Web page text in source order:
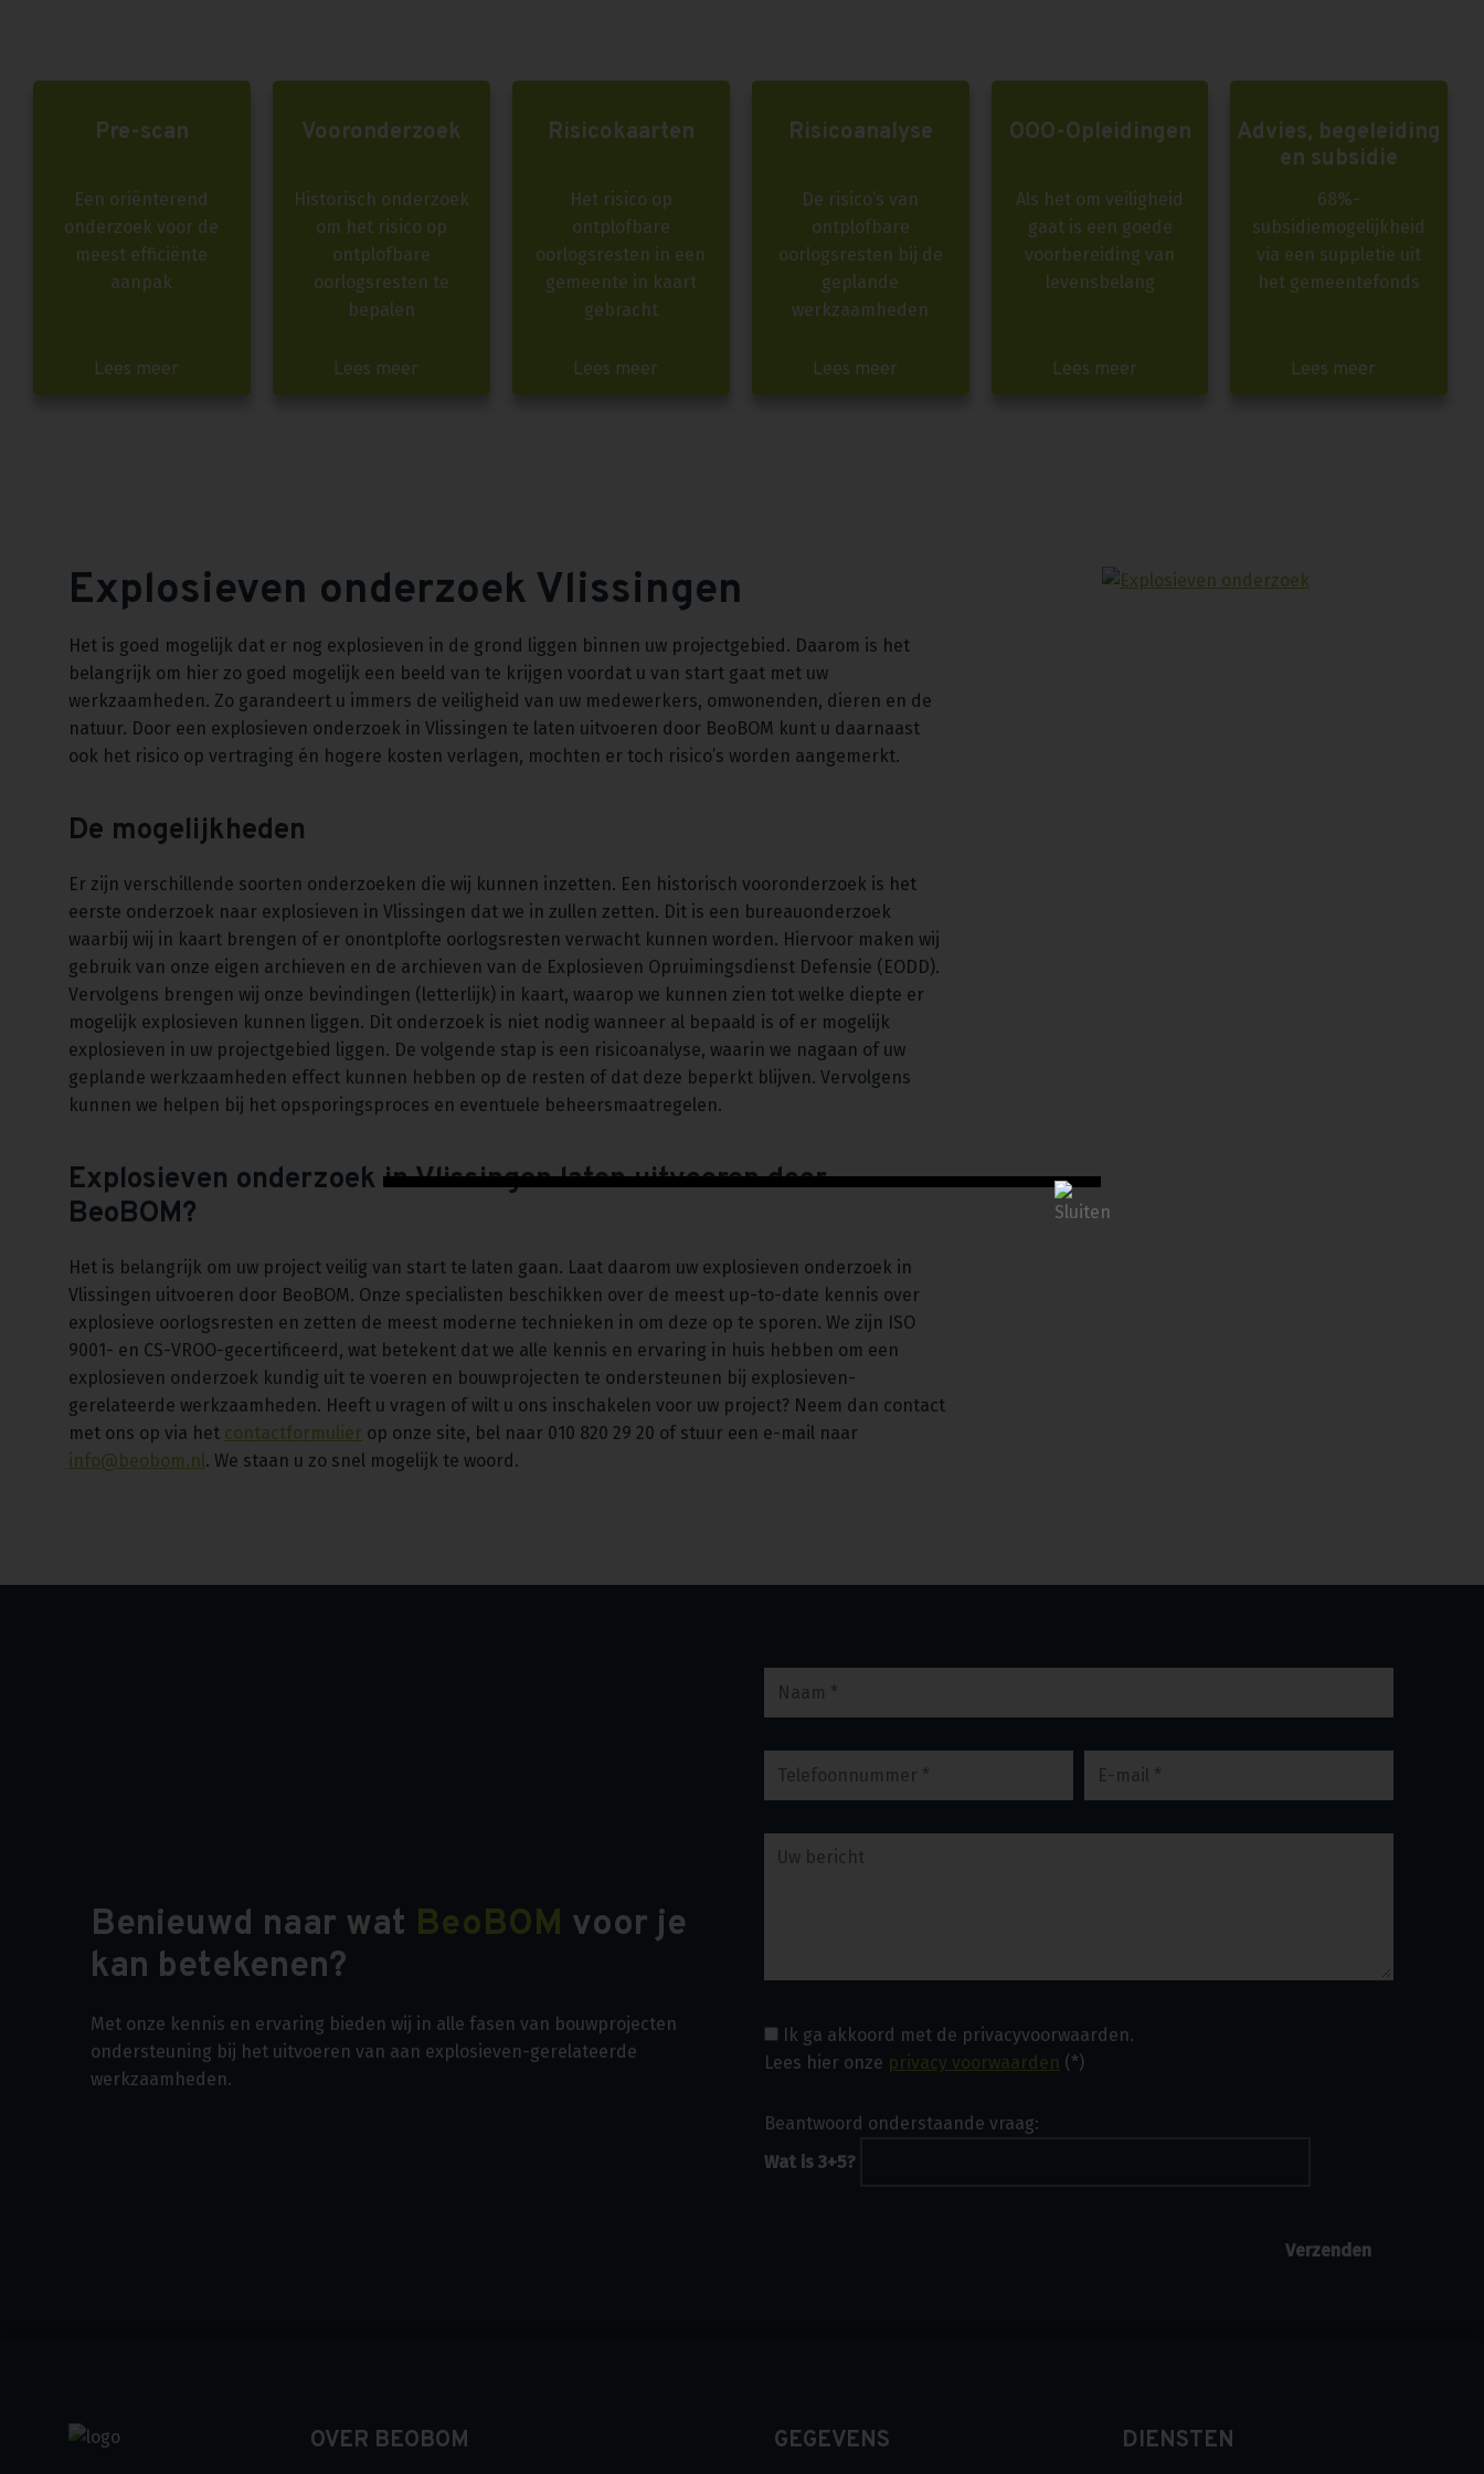
Pre-scan
Een oriënterend
onderzoek voor de
meest efficiënte
aanpak
Lees meer
Vooronderzoek
Historisch onderzoek
om het risico op
ontplofbare
oorlogsresten te
bepalen
Lees meer
Risicokaarten
Het risico op
ontplofbare
oorlogsresten in een
gemeente in kaart
gebracht
Lees meer
Risicoanalyse
De risico’s van
ontplofbare
oorlogsresten bij de
geplande
werkzaamheden
Lees meer
OOO-Opleidingen
Als het om veiligheid
gaat is een goede
voorbereiding van
levensbelang
Lees meer
Advies, begeleiding
en subsidie
68%-
subsidiemogelijkheid
via een suppletie uit
het gemeentefonds
Lees meer
Explosieven onderzoek Vlissingen
Het is goed mogelijk dat er nog explosieven in de grond liggen binnen uw projectgebied. Daarom is het
belangrijk om hier zo goed mogelijk een beeld van te krijgen voordat u van start gaat met uw
werkzaamheden. Zo garandeert u immers de veiligheid van uw medewerkers, omwonenden, dieren en de
natuur. Door een explosieven onderzoek in Vlissingen te laten uitvoeren door BeoBOM kunt u daarnaast
ook het risico op vertraging én hogere kosten verlagen, mochten er toch risico’s worden aangemerkt.
De mogelijkheden
Er zijn verschillende soorten onderzoeken die wij kunnen inzetten. Een historisch vooronderzoek is het
eerste onderzoek naar explosieven in Vlissingen dat we in zullen zetten. Dit is een bureauonderzoek
waarbij wij in kaart brengen of er onontplofte oorlogsresten verwacht kunnen worden. Hiervoor maken wij
gebruik van onze eigen archieven en de archieven van de Explosieven Opruimingsdienst Defensie (EODD).
Vervolgens brengen wij onze bevindingen (letterlijk) in kaart, waarop we kunnen zien tot welke diepte er
mogelijk explosieven kunnen liggen. Dit onderzoek is niet nodig wanneer al bepaald is of er mogelijk
explosieven in uw projectgebied liggen. De volgende stap is een risicoanalyse, waarin we nagaan of uw
geplande werkzaamheden effect kunnen hebben op de resten of dat deze beperkt blijven. Vervolgens
kunnen we helpen bij het opsporingsproces en eventuele beheersmaatregelen.
Explosieven onderzoek in Vlissingen laten uitvoeren door
BeoBOM?
Het is belangrijk om uw project veilig van start te laten gaan. Laat daarom uw explosieven onderzoek in
Vlissingen uitvoeren door BeoBOM. Onze specialisten beschikken over de meest up-to-date kennis over
explosieve oorlogsresten en zetten de meest moderne technieken in om deze op te sporen. We zijn ISO
9001- en CS-VROO-gecertificeerd, wat betekent dat we alle kennis en ervaring in huis hebben om een
explosieven onderzoek kundig uit te voeren en bouwprojecten te ondersteunen bij explosieven-
gerelateerde werkzaamheden. Heeft u vragen of wilt u ons inschakelen voor uw project? Neem dan contact
met ons op via het contactformulier op onze site, bel naar 010 820 29 20 of stuur een e-mail naar
info@beobom.nl . We staan u zo snel mogelijk te woord.
Benieuwd naar wat BeoBOM voor je
kan betekenen?
Met onze kennis en ervaring bieden wij in alle fasen van bouwprojecten
ondersteuning bij het uitvoeren van aan explosieven-gerelateerde
werkzaamheden.
Ik ga akkoord met de privacyvoorwaarden.
Lees hier onze privacy voorwaarden (*)
Beantwoord onderstaande vraag:
Wat is 3+5?
OVER BEOBOM GEGEVENS DIENSTEN